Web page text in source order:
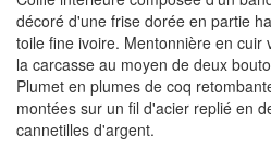
décoré d'une frise dorée en partie
toile fine ivoire. Mentonnière en
la carcasse au moyen de deux
Plumet en plumes de coq
montées sur un fil d'acier replié en
cannetilles d'argent.